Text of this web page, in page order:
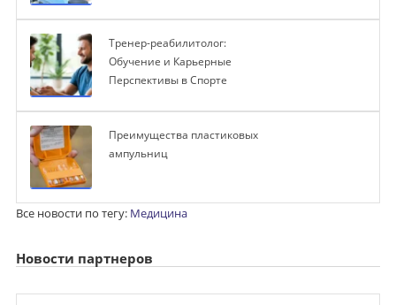
Тренер-реабилитолог:
Обучение и Карьерные
Перспективы в Спорте
Преимущества пластиковых
ампульниц
Все новости по тегу: Медицина
Новости партнеров